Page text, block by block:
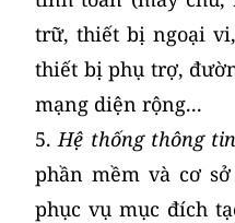
trữ, thiết bị ngoại
thiết bị phụ trợ,
mạng diện rộng...
5. Hệ thống thông tin
phần mềm và cơ
phục vụ mục đích